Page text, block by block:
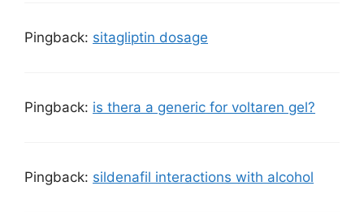
Pingback: sitagliptin dosage
Pingback: is thera a generic for voltaren gel?
Pingback: sildenafil interactions with alcohol